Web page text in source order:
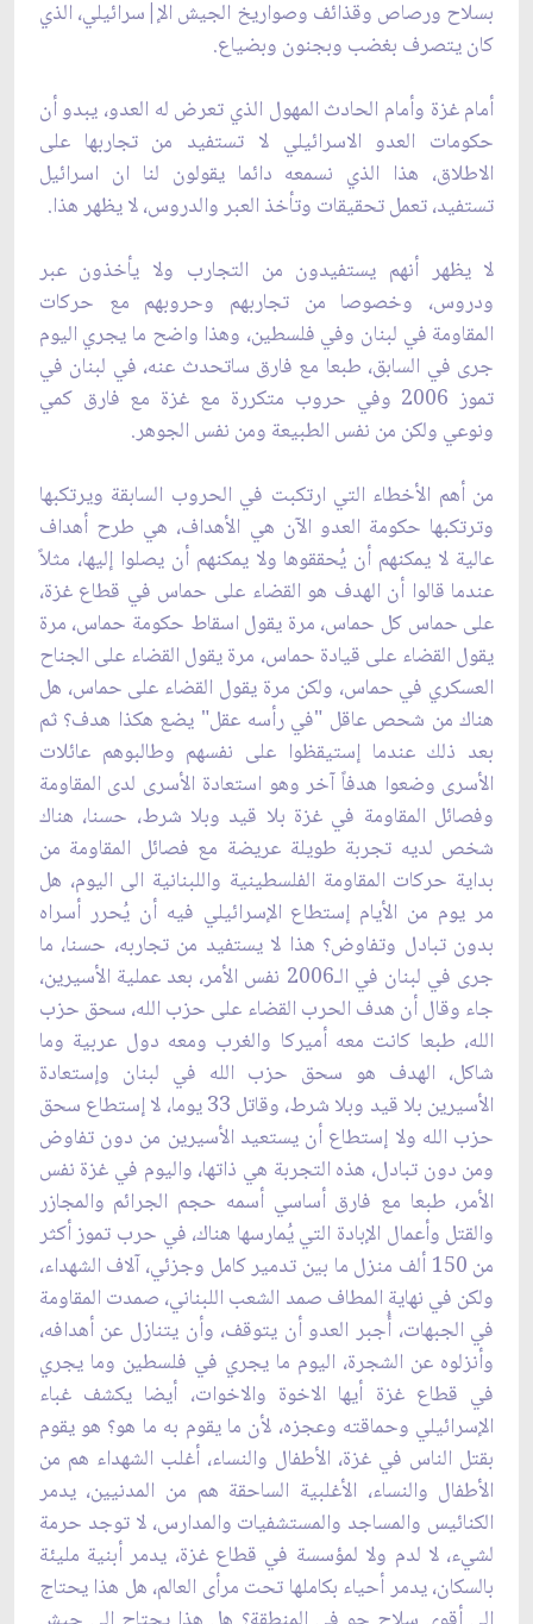
بسلاح ورصاص وقذائف وصواريخ الجيش ‏الإ|سرائيلي، الذي
كان يتصرف بغضب وبجنون وبضياع.‏
أمام غزة وأمام الحادث المهول الذي تعرض له العدو، يبدو أن
حكومات العدو الاسرائيلي لا تستفيد ‏من تجاربها على
الاطلاق، هذا الذي نسمعه دائما يقولون لنا ان اسرائيل
تستفيد، تعمل تحقيقات ‏وتأخذ العبر والدروس، لا يظهر هذا.‏
لا يظهر أنهم يستفيدون من التجارب ولا يأخذون عبر
ودروس، وخصوصا من تجاربهم وحروبهم ‏مع حركات
المقاومة في لبنان وفي فلسطين، وهذا واضح ما يجري اليوم
جرى في السابق، طبعا مع ‏فارق ساتحدث عنه، في لبنان في
تموز 2006 وفي حروب متكررة مع غزة مع فارق كمي
ونوعي ‏ولكن من نفس الطبيعة ومن نفس الجوهر.‏
من أهم الأخطاء التي ارتكبت في الحروب السابقة ويرتكبها
وترتكبها حكومة العدو الآن هي ‏الأهداف، هي طرح أهداف
عالية لا يمكنهم أن يُحققوها ولا يمكنهم أن يصلوا إليها، مثلاً
عندما قالوا ‏أن الهدف هو القضاء على حماس في قطاع غزة،
على حماس كل حماس، مرة يقول اسقاط حكومة ‏حماس، مرة
يقول ‏القضاء على قيادة حماس، مرة يقول القضاء على الجناح
العسكري في حماس، ولكن مرة يقول ‏القضاء على حماس، هل
هناك من شحص عاقل "في رأسه عقل" يضع هكذا هدف؟ ثم
بعد ذلك عندما ‏إستيقظوا على نفسهم وطالبوهم عائلات
الأسرى وضعوا هدفاً آخر وهو استعادة الأسرى لدى المقاومة
وفصائل ‏المقاومة في غزة بلا قيد وبلا شرط، حسنا، هناك
شخص لديه تجربة طويلة عريضة مع فصائل المقاومة ‏من
بداية حركات المقاومة الفلسطينية واللبنانية الى اليوم، هل
مر يوم من الأيام إستطاع الإسرائيلي فيه أن ‏يُحرر أسراه
بدون تبادل وتفاوض؟ هذا لا يستفيد من تجاربه، حسنا، ما
جرى في لبنان في الـ2006 نفس ‏الأمر، بعد عملية الأسيرين،
جاء وقال أن هدف الحرب القضاء على حزب الله، سحق حزب
الله، طبعا ‏كانت معه أميركا والغرب ومعه دول عربية وما
شاكل، الهدف هو سحق حزب الله في لبنان وإستعادة
‏الأسيرين بلا قيد وبلا شرط، وقاتل 33 يوما، لا إستطاع سحق
حزب الله ولا إستطاع أن يستعيد الأسيرين ‏من دون تفاوض
ومن دون تبادل، هذه التجربة هي ذاتها، واليوم في غزة نفس
الأمر، طبعا مع فارق أساسي ‏أسمه حجم الجرائم والمجازر
والقتل وأعمال الإبادة التي يُمارسها هناك، في حرب تموز أكثر
من 150 ‏ألف منزل ما بين تدمير كامل وجزئي، آلاف الشهداء،
ولكن في نهاية المطاف صمد الشعب اللبناني، ‏صمدت المقاومة
في الجبهات، أُجبر العدو أن يتوقف، وأن يتنازل عن أهدافه،
وأنزلوه عن الشجرة، اليوم ‏ما يجري في فلسطين وما يجري
في قطاع غزة أيها الاخوة والاخوات، أيضا يكشف غباء
الإسرائيلي ‏وحماقته وعجزه، لأن ما يقوم به ما هو؟ هو يقوم
بقتل الناس في غزة، الأطفال والنساء، أغلب الشهداء هم ‏من
الأطفال والنساء، الأغلبية الساحقة هم من المدنيين، يدمر
الكنائيس والمساجد والمستشفيات والمدارس، ‏لا توجد حرمة
لشيء، لا لدم ولا لمؤسسة في قطاع غزة، يدمر أبنية مليئة
بالسكان، يدمر أحياء بكاملها ‏تحت مرأى العالم، هل هذا يحتاج